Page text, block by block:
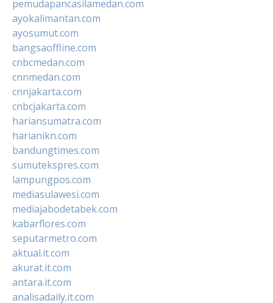
pemudapancasilamedan.com
ayokalimantan.com
ayosumut.com
bangsaoffline.com
cnbcmedan.com
cnnmedan.com
cnnjakarta.com
cnbcjakarta.com
hariansumatra.com
harianikn.com
bandungtimes.com
sumutekspres.com
lampungpos.com
mediasulawesi.com
mediajabodetabek.com
kabarflores.com
seputarmetro.com
aktual.it.com
akurat.it.com
antara.it.com
analisadaily.it.com